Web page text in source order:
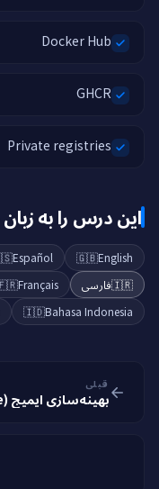
Docker Hub
GHCR
Private registries
این درس را به
🇬🇧English
Español
🇮🇷فارسی Français
🇮🇩Bahasa Indonesia
قبلی
بهینه‌سازی ایمیج (image) و امنیت